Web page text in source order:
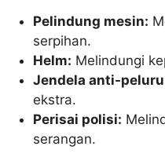
Pelindung mesin:
serpihan.
Helm: Melindungi
Jendela anti-
ekstra.
Perisai polisi:
serangan.